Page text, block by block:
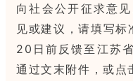
向社会公开征求意
见或建议，请填写
20日前反馈至江苏
通过文末附件，或点